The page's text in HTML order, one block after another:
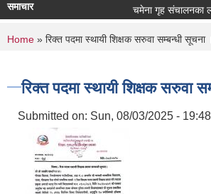
समाचार चमेना गृह संचालनका
You are here
Home » रिक्त पदमा स्थायी शिक्षक सरुवा सम्बन्धी सूचना
रिक्त पदमा स्थायी शिक्षक सरुवा
Submitted on: Sun, 08/03/2025 - 19:48